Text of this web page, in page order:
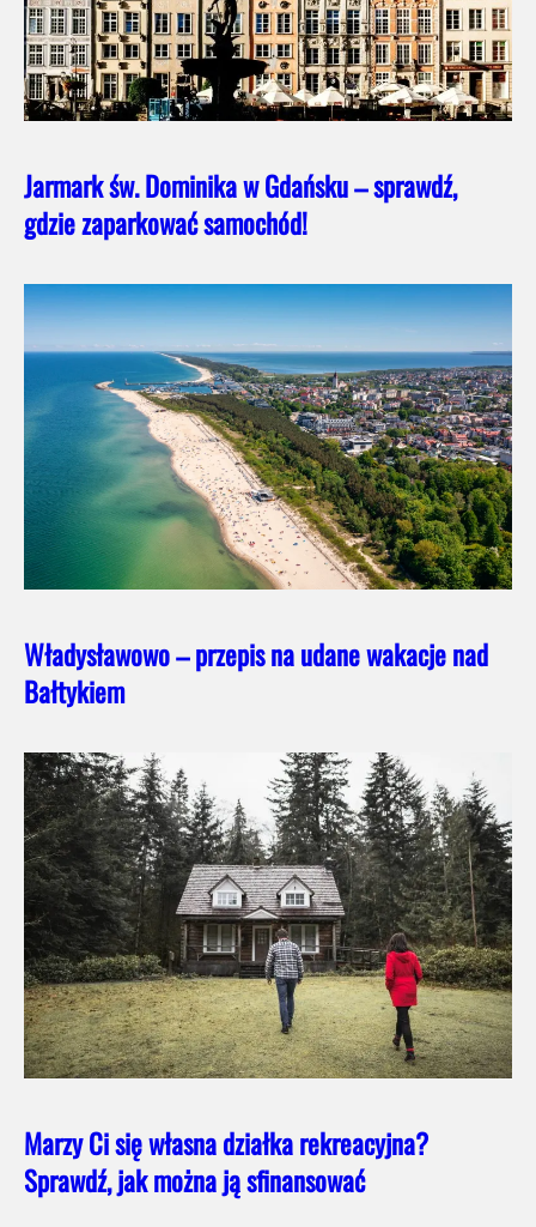
Jarmark św. Dominika w Gdańsku – sprawdź,
gdzie zaparkować samochód!
Władysławowo – przepis na udane wakacje nad
Bałtykiem
Marzy Ci się własna działka rekreacyjna?
Sprawdź, jak można ją sfinansować